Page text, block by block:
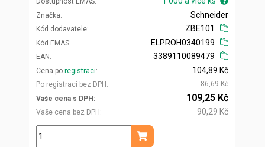
Značka
Kód dodavatele
Schneider
ZBE101
Kód EMAS
EAN
ELPROH0340199
3389110089479
Cena po registraci
Po registraci bez DPH
104,89 Kč
86,69 Kč
Vaše cena s DPH
Vaše cena bez DPH
109,25 Kč
90,29 Kč
ks
Přidat do košíku